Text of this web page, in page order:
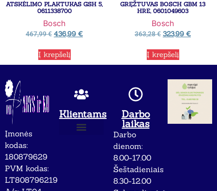
ATSKĖLIMO PLAKTUKAS GSH 5,
0611338700
Bosch
467,99€ 436,99 €
Į krepšelį
GRĘŽTUVAS BOSCH GBM 13
HRE, 0601049603
Bosch
363,28€ 323,99 €
Į krepšelį
Įmonės
kodas:
180879629
PVM kodas:
LT808796219
Klientams
Darbo
laikas
Darbo
dienom:
8.00-17.00
Šeštadieniais
8.30-12.00